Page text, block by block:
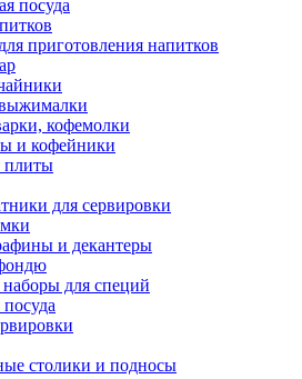
посуда
приготовления напитков
кофемолки
и кофейники
плиты
для сервировки
и декантеры
для специй
столики и подносы